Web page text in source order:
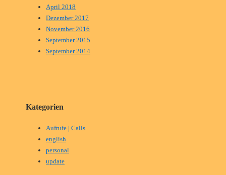
April 2018
Dezember 2017
November 2016
September 2015
September 2014
Kategorien
Aufrufe | Calls
english
personal
update